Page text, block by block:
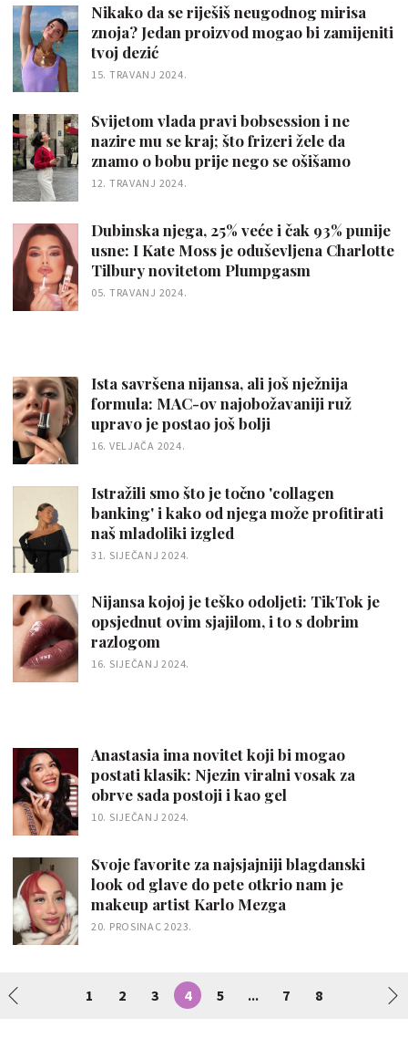
Nikako da se riješiš neugodnog mirisa
znoja? Jedan proizvod mogao bi zamijeniti
tvoj dezić
15. TRAVANJ 2024.
Svijetom vlada pravi bobsession i ne
nazire mu se kraj; što frizeri žele da
znamo o bobu prije nego se ošišamo
12. TRAVANJ 2024.
Dubinska njega, 25% veće i čak 93% punije
usne: I Kate Moss je oduševljena Charlotte
Tilbury novitetom Plumpgasm
05. TRAVANJ 2024.
Ista savršena nijansa, ali još nježnija
formula: MAC-ov najobožavaniji ruž
upravo je postao još bolji
16. VELJAČA 2024.
Istražili smo što je točno 'collagen
banking' i kako od njega može profitirati
naš mladoliki izgled
31. SIJEČANJ 2024.
Nijansa kojoj je teško odoljeti: TikTok je
opsjednut ovim sjajilom, i to s dobrim
razlogom
16. SIJEČANJ 2024.
Anastasia ima novitet koji bi mogao
postati klasik: Njezin viralni vosak za
obrve sada postoji i kao gel
10. SIJEČANJ 2024.
Svoje favorite za najsjajniji blagdanski
look od glave do pete otkrio nam je
makeup artist Karlo Mezga
20. PROSINAC 2023.
1 2 3 4 5 ... 7 8